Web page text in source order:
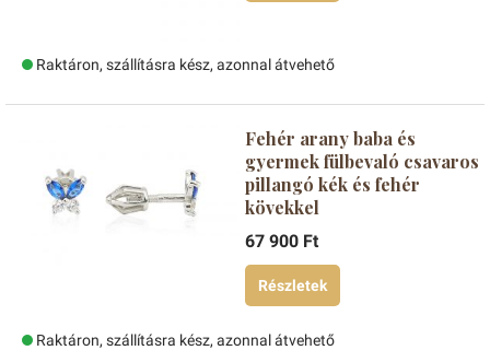
Raktáron, szállításra kész, azonnal átvehető
Fehér arany baba és
gyermek fülbevaló csavaros
pillangó kék és fehér
kövekkel
67 900 Ft
Részletek
Raktáron, szállításra kész, azonnal átvehető